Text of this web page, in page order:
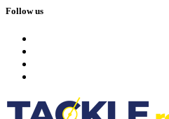
Follow us